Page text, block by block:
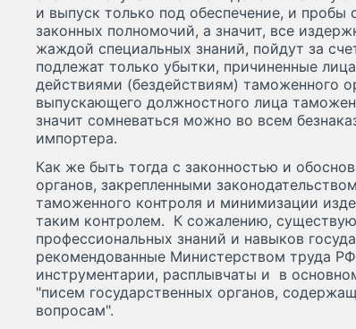
и выпуск только под обеспечение, и пробы
законных полномочий, а значит, все
жаждой специальных знаний, пойдут за
подлежат только убытки, причиненные
действиями (бездействиям) таможенного
выпускающего должностного лица
значит сомневаться можно во всем
импортера.
Как же быть тогда с законностью и
органов, закрепленными
таможенного контроля и минимизации
таким контролем. К сожалению,
профессиональных знаний и навыков
рекомендованные Министерством труда
инструментарии, расплывчаты и в
"писем государственных органов,
вопросам".